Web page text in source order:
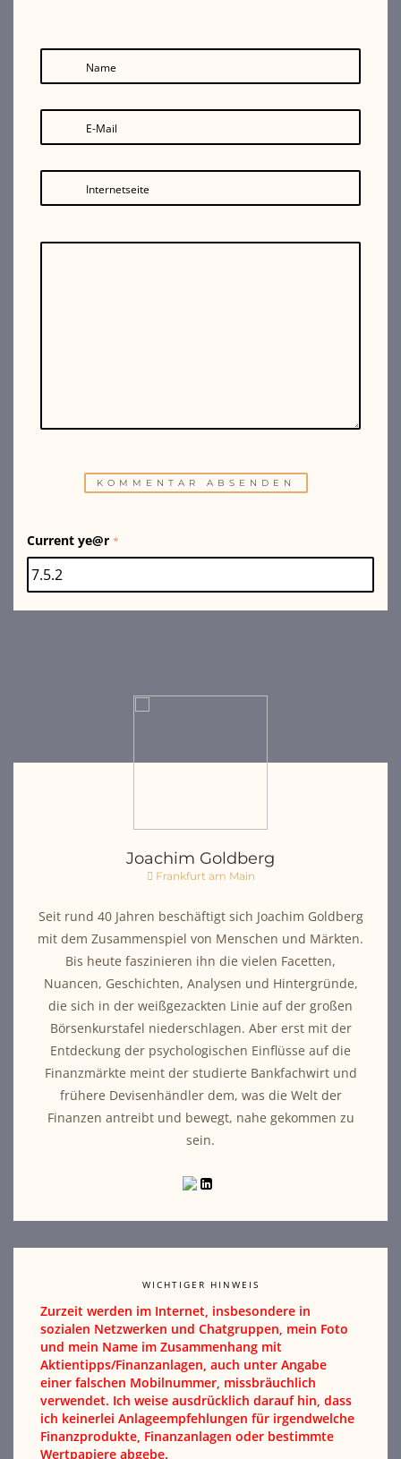
Name
E-Mail
Internetseite
Current ye@r *
Joachim Goldberg
Frankfurt am Main
Seit rund 40 Jahren beschäftigt sich Joachim Goldberg
mit dem Zusammenspiel von Menschen und Märkten.
Bis heute faszinieren ihn die vielen Facetten,
Nuancen, Geschichten, Analysen und Hintergründe,
die sich in der weißgezackten Linie auf der großen
Börsenkurstafel niederschlagen. Aber erst mit der
Entdeckung der psychologischen Einflüsse auf die
Finanzmärkte meint der studierte Bankfachwirt und
frühere Devisenhändler dem, was die Welt der
Finanzen antreibt und bewegt, nahe gekommen zu
sein.
WICHTIGER HINWEIS
Zurzeit werden im Internet, insbesondere in
sozialen Netzwerken und Chatgruppen, mein Foto
und mein Name im Zusammenhang mit
Aktientipps/Finanzanlagen, auch unter Angabe
einer falschen Mobilnummer, missbräuchlich
verwendet. Ich weise ausdrücklich darauf hin, dass
ich keinerlei Anlageempfehlungen für irgendwelche
Finanzprodukte, Finanzanlagen oder bestimmte
Wertpapiere abgebe.